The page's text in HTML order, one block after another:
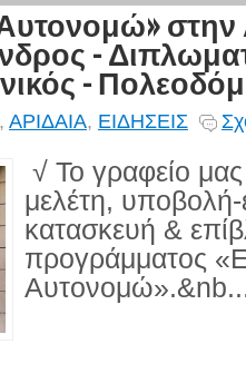
στην
-
-
, ΑΡΙΔΑΙΑ, ΕΙΔΗΣΕΙΣ
√ Το γραφείο
μελέτη, υποβολή-
κατασκευή &
προγράμματος